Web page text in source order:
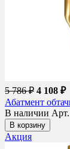
5 786 ₽ 4 108 ₽
Абатмент
В наличии
В корзину
Акция